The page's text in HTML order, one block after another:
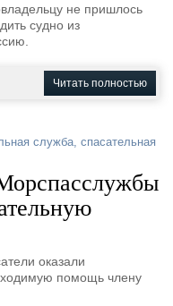
не пришлось
судно из
Читать полностью
служба, спасательная
оказали
помощь члену